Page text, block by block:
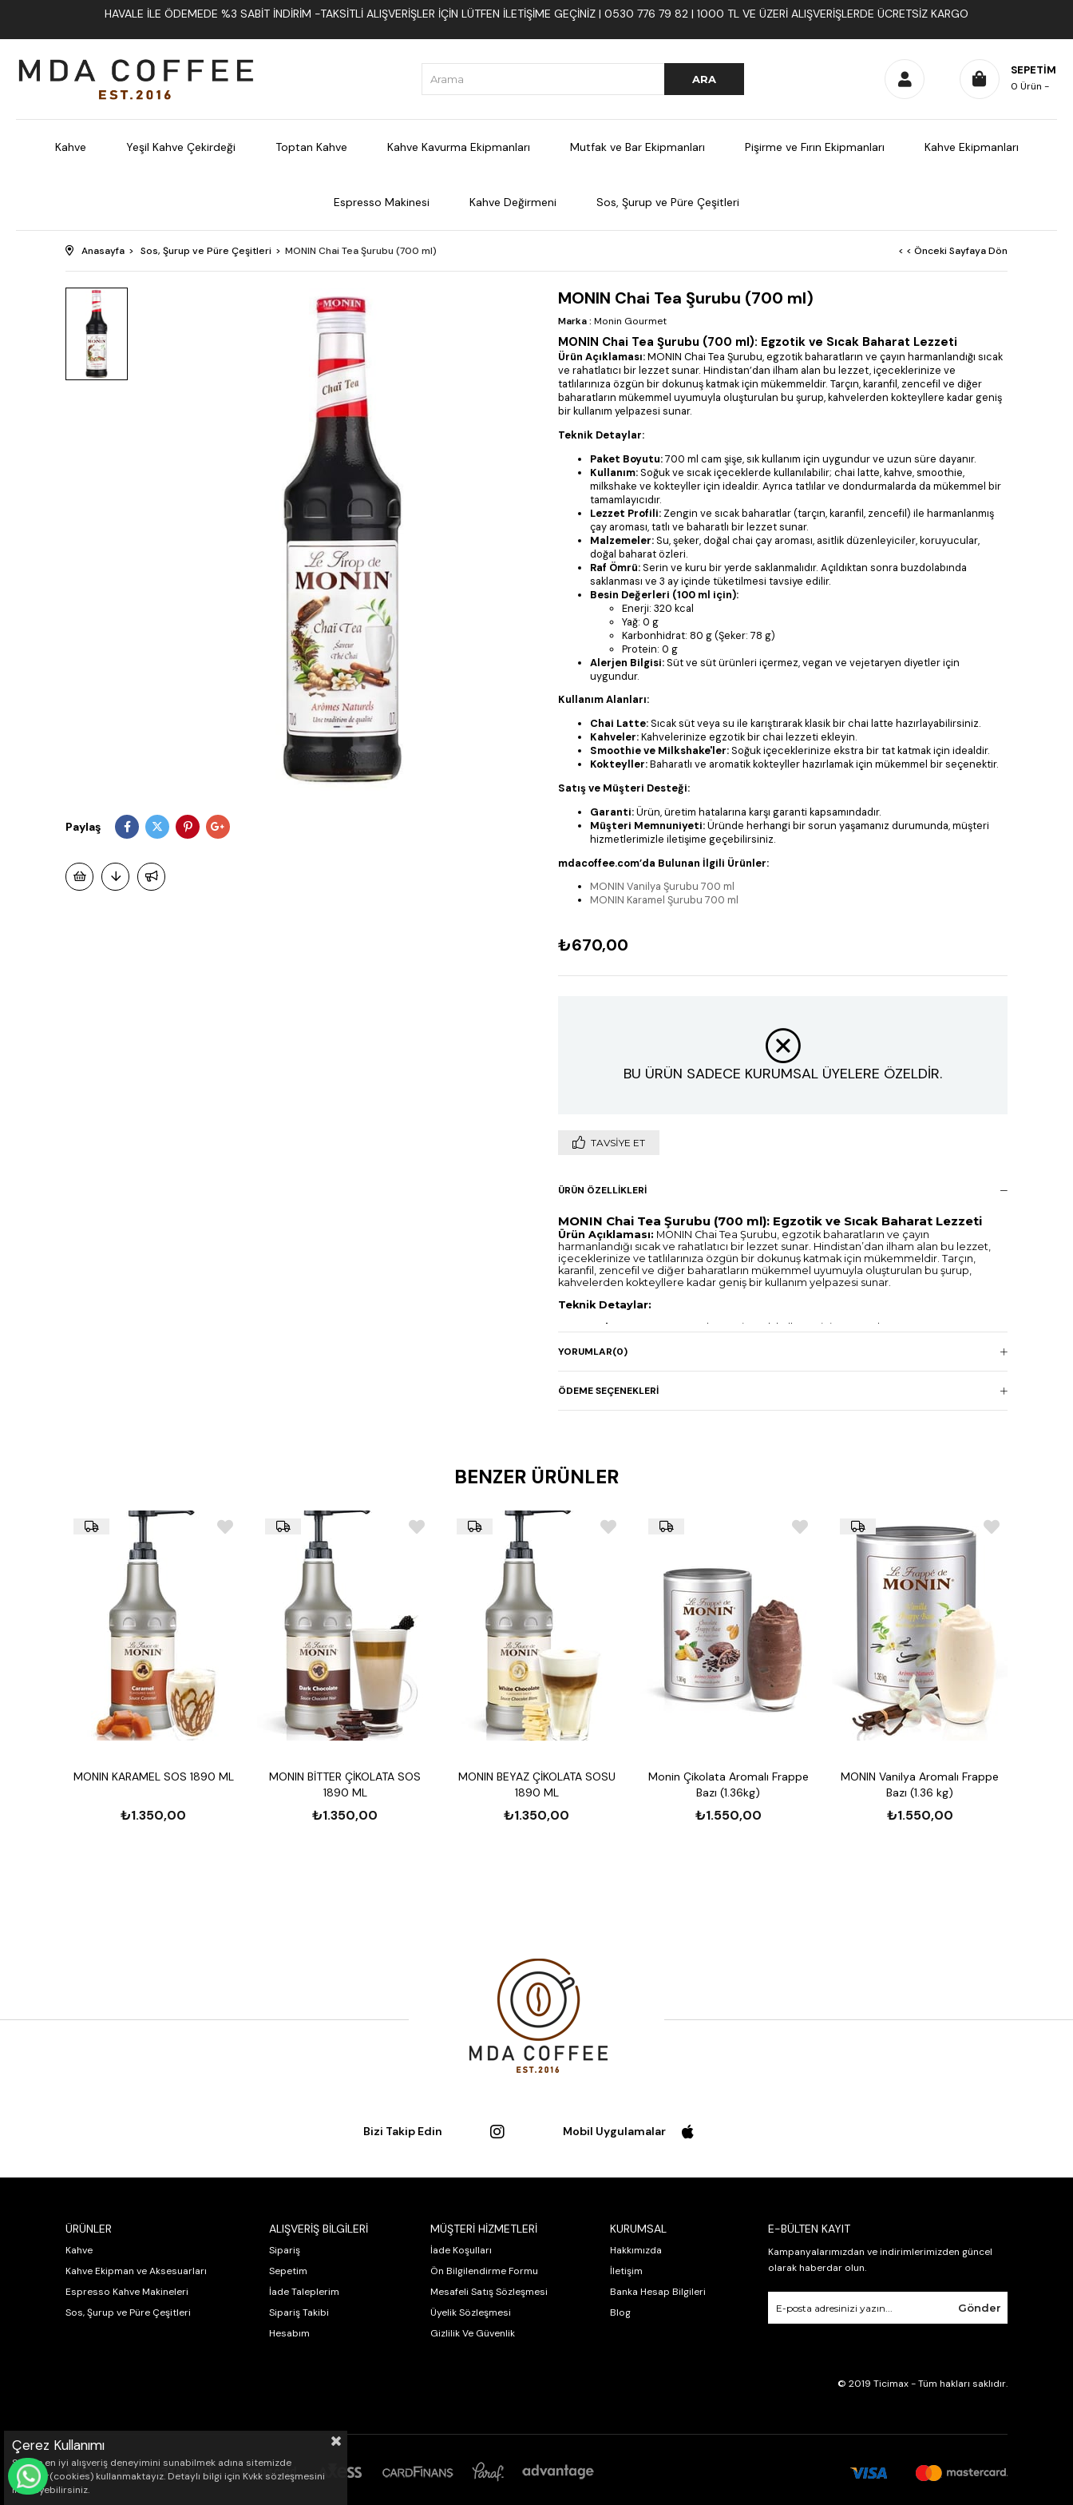
HAVALE İLE ÖDEMEDE %3 SABIT İNDIRIM -TAKSITLI ALIŞVERIŞLER İÇIN LÜTFEN ILETIŞIME GEÇINIZ | 0530 776 79 82 | 1000 TL VE ÜZERI ALIŞVERIŞLERDE ÜCRETSIZ KARGO
SEPETIM
0 Ürün
Kahve Yeşil Kahve Çekirdeği Toptan Kahve Kahve Kavurma Ekipmanları Mutfak ve Bar Ekipmanları Pişirme ve Fırın Ekipmanları Kahve Ekipmanları
Espresso Makinesi Kahve Değirmeni Sos, Şurup ve Püre Çeşitleri
Anasayfa Sos, Şurup ve Püre Çeşitleri MONIN Chai Tea Şurubu (700 ml) < < Önceki Sayfaya Dön
Paylaş
MONIN Chai Tea Şurubu (700 ml)
Marka: Monin Gourmet
MONIN Chai Tea Şurubu (700 ml): Egzotik ve Sıcak Baharat Lezzeti
Ürün Açıklaması:MONIN Chai Tea Şurubu, egzotik baharatların ve çayın harmanlandığı sıcak
ve rahatlatıcı bir lezzet sunar. Hindistan’dan ilham alan bu lezzet, içeceklerinize ve
tatlılarınıza özgün bir dokunuş katmak için mükemmeldir. Tarçın, karanfil, zencefil ve diğer
baharatların mükemmel uyumuyla oluşturulan bu şurup, kahvelerden kokteyllere kadar geniş
bir kullanım yelpazesi sunar.
Teknik Detaylar:
Paket Boyutu:700 ml cam şişe, sık kullanım için uygundur ve uzun süre dayanır.
Kullanım:Soğuk ve sıcak içeceklerde kullanılabilir; chai latte, kahve, smoothie,
milkshake ve kokteyller için idealdir. Ayrıca tatlılar ve dondurmalarda da mükemmel bir
tamamlayıcıdır.
Lezzet Profili: Zengin ve sıcak baharatlar (tarçın, karanfil, zencefil) ile harmanlanmış
çay aroması, tatlı ve baharatlı bir lezzet sunar.
Malzemeler:Su, şeker, doğal chai çay aroması, asitlik düzenleyiciler, koruyucular,
doğal baharat özleri.
Raf Ömrü:Serin ve kuru bir yerde saklanmalıdır. Açıldıktan sonra buzdolabında
saklanması ve 3 ay içinde tüketilmesi tavsiye edilir.
Besin Değerleri (100 ml için):
Enerji: 320 kcal
Yağ: 0 g
Karbonhidrat: 80 g (Şeker: 78 g)
Protein: 0 g
Alerjen Bilgisi:Süt ve süt ürünleri içermez, vegan ve vejetaryen diyetler için
uygundur.
Kullanım Alanları:
Chai Latte:Sıcak süt veya su ile karıştırarak klasik bir chai latte hazırlayabilirsiniz.
Kahveler:Kahvelerinize egzotik bir chai lezzeti ekleyin.
Smoothie ve Milkshake'ler:Soğuk içeceklerinize ekstra bir tat katmak için idealdir.
Kokteyller:Baharatlı ve aromatik kokteyller hazırlamak için mükemmel bir seçenektir.
Satış ve Müşteri Desteği:
Garanti:Ürün, üretim hatalarına karşı garanti kapsamındadır.
Müşteri Memnuniyeti:Üründe herhangi bir sorun yaşamanız durumunda, müşteri
hizmetlerimizle iletişime geçebilirsiniz.
mdacoffee.com’da Bulunan İlgili Ürünler:
MONIN Vanilya Şurubu 700 ml
MONIN Karamel Şurubu 700 ml
₺670,00
BU ÜRÜN SADECE KURUMSAL ÜYELERE ÖZELDİR.
TAVSIYE ET
ÜRÜN ÖZELLIKLERI
MONIN Chai Tea Şurubu (700 ml): Egzotik ve Sıcak Baharat Lezzeti
Ürün Açıklaması: MONIN Chai Tea Şurubu, egzotik baharatların ve çayın
harmanlandığı sıcak ve rahatlatıcı bir lezzet sunar. Hindistan’dan ilham alan bu lezzet,
içeceklerinize ve tatlılarınıza özgün bir dokunuş katmak için mükemmeldir. Tarçın,
karanfil, zencefil ve diğer baharatların mükemmel uyumuyla oluşturulan bu şurup,
kahvelerden kokteyllere kadar geniş bir kullanım yelpazesi sunar.
Teknik Detaylar:
Paket Boyutu:
700 ml cam şişe, sık kullanım için uygundur ve uzun süre
Kullanım:
milkshake ve kokteyller için idealdir. Ayrıca tatlılar ve dondurmalarda da
mükemmel bir tamamlayıcıdır.
harmanlanmış çay aroması, tatlı ve baharatlı bir lezzet sunar.
saklanması ve 3 ay içinde tüketilmesi tavsiye edilir.
Yağ: 0 g
Protein: 0 g
Alerjen Bilgisi:Süt ve süt ürünleri içermez, vegan ve vejetaryen diyetler için
Sıcak süt veya su ile karıştırarak klasik bir chai latte hazırlayabilirsiniz.
Kahvelerinize egzotik bir chai lezzeti ekleyin.
Smoothie ve Milkshake'ler: Soğuk içeceklerinize ekstra bir tat katmak için
idealdir.
Baharatlı ve aromatik kokteyller hazırlamak için mükemmel bir
Garanti:
Ürün, üretim hatalarına karşı garanti kapsamındadır.
Müşteri Memnuniyeti:Üründe herhangi bir sorun yaşamanız durumunda,
müşteri hizmetlerimizle iletişime geçebilirsiniz.
mdacoffee.com’da Bulunan İlgili Ürünler:
YORUMLAR(0)
ÖDEME SEÇENEKLERI
BENZER ÜRÜNLER
MONIN KARAMEL SOS 1890 ML
₺1.350,00
MONIN BİTTER ÇİKOLATA SOS
1890 ML
₺1.350,00
MONIN BEYAZ ÇİKOLATA SOSU
1890 ML
₺1.350,00
Monin Çikolata Aromalı Frappe
Bazı (1.36kg)
₺1.550,00
MONIN Vanilya Aromalı Frappe
Bazı (1.36 kg)
₺1.550,00
Bizi Takip Edin Mobil Uygulamalar
ÜRÜNLER
Kahve
Kahve Ekipman ve Aksesuarları
Espresso Kahve Makineleri
Sos, Şurup ve Püre Çeşitleri
ALIŞVERİŞ BİLGİLERİ
Sipariş
Sepetim
İade Taleplerim
Sipariş Takibi
Hesabım
MÜŞTERİ HİZMETLERİ
İade Koşulları
Ön Bilgilendirme Formu
Mesafeli Satış Sözleşmesi
Üyelik Sözleşmesi
Gizlilik Ve Güvenlik
KURUMSAL
Hakkımızda
İletişim
Banka Hesap Bilgileri
Blog
E-BÜLTEN KAYIT
Kampanyalarımızdan ve indirimlerimizden güncel
olarak haberdar olun.
Gönder
© 2019 Ticimax - Tüm hakları saklıdır.
Çerez Kullanımı
Sizlere en iyi alışveriş deneyimini sunabilmek adına sitemizde
çerezler(cookies) kullanmaktayız. Detaylı bilgi için Kvkk sözleşmesini
inceleyebilirsiniz.
WHATSAPP İLE SİPARİŞ VER